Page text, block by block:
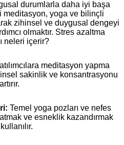
durumlarla daha iyi başa
meditasyon, yoga ve bilinçli
zihinsel ve duygusal dengeyi
olmaktır. Stres azaltma
neleri içerir?
meditasyon yapma
sakinlik ve konsantrasyonu
artırır.
Temel yoga pozları ve nefes
ve esneklik kazandırmak